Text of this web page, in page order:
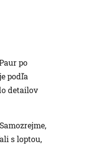
po
podľa
detailov
s loptou,